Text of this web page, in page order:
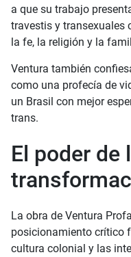
a que su trabajo
travestis y transexuales
la fe, la religión y la
Ventura también
como una profecía de
un Brasil con mejor
trans.
El poder de
La obra de Ventura
posicionamiento crítico
cultura colonial y las